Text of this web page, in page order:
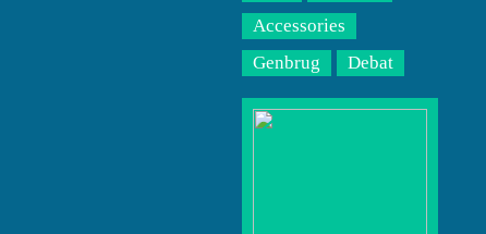
Accessories
Genbrug
Debat